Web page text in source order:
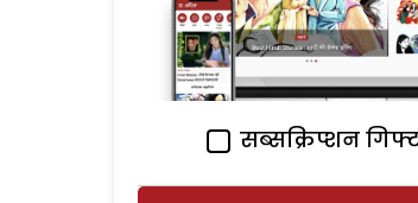
सब्सक्रिप्शन